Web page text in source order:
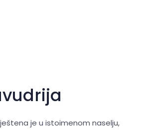
je u istoimenom naselju,